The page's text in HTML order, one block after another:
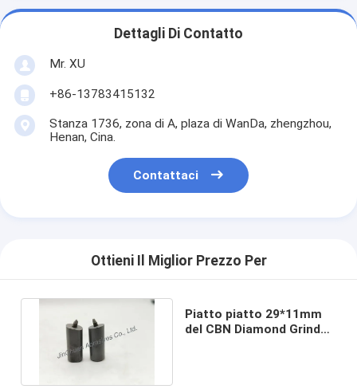
Dettagli Di Contatto
Mr. XU
+86-13783415132
Stanza 1736, zona di A, plaza di WanDa, zhengzhou,
Henan, Cina.
Contattaci
Ottieni Il Miglior Prezzo Per
Piatto piatto 29*11mm
del CBN Diamond Grinder